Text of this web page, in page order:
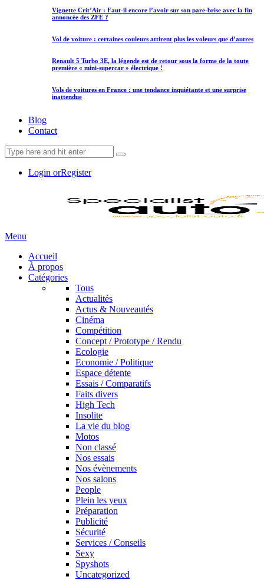
Vignette Crit’Air : Faut-il encore l’avoir sur son pare-brise avec la fin
annoncée des ZFE ?
Vol de voiture : certaines couleurs attirent plus les voleurs que d’autres
Renault 5 Turbo 3E, la légende est de retour sous la forme de la toute
première « mini-supercar » électrique !
Vols de voitures en France : une tendance inquiétante et une surprise
inattendue
Blog
Contact
Login orRegister
Menu
Accueil
À propos
Catégories
Tous
Actualités
Actus & Nouveautés
Cinéma
Compétition
Concept / Prototype / Rendu
Ecologie
Economie / Politique
Espace détente
Essais / Comparatifs
Faits divers
High Tech
Insolite
La vie du blog
Motos
Non classé
Nos essais
Nos évènements
Nos salons
People
Plein les yeux
Préparation
Publicité
Sécurité
Services / Conseils
Sexy
Spyshots
Uncategorized